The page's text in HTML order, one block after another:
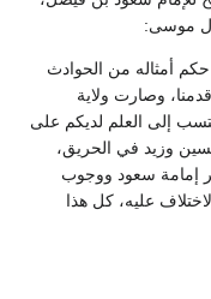
موسی:
أمثاله من الحوادث
وصارت ولاية
إلى العلم لديكم على
وزيد في الحريق،
إمامة سعود ووجوب
عليه، كل هذا